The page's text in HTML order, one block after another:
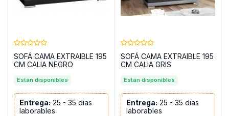
SOFÁ CAMA EXTRAIBLE 195
CM CALIA NEGRO
Están disponibles
Entrega: 25 - 35 dias
laborables
SOFÁ CAMA EXTRAIBLE 195
CM CALIA GRIS
Están disponibles
Entrega: 25 - 35 dias
laborables